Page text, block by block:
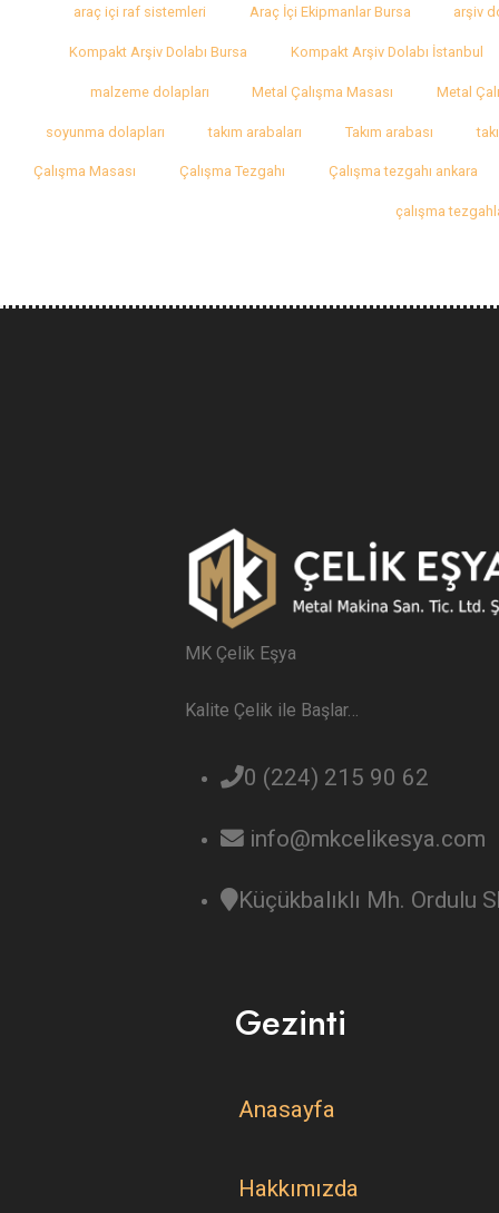
araç içi raf sistemleri Araç İçi Ekipmanlar Bursa arşiv
Kompakt Arşiv Dolabı Bursa Kompakt Arşiv Dolabı İstanbul
malzeme dolapları Metal Çalışma Masası Metal
soyunma dolapları takım arabaları Takım arabası
Çalışma Masası Çalışma Tezgahı Çalışma tezgahı ankara
çalışma
MK Çelik Eşya
Kalite Çelik ile Başlar…
0 (224) 215 90 62
info@mkcelikesya.com
Küçükbalıklı Mh. Ordulu
Gezinti
Anasayfa
Hakkımızda